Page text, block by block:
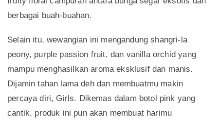
berbagai buah-buahan.
Selain itu, wewangian ini mengandung shangri-la
peony, purple passion fruit, dan vanilla orchid yang
mampu menghasilkan aroma eksklusif dan manis.
Dijamin tahan lama deh dan membuatmu makin
percaya diri, Girls. Dikemas dalam botol pink yang
cantik, produk ini pun akan membuat harimu